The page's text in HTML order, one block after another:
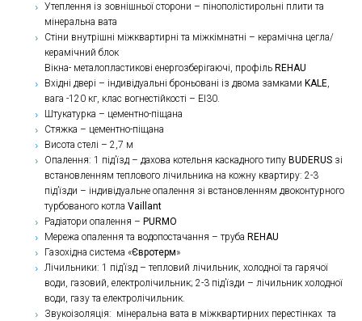
Утеплення із зовнішньої сторони – пінополістирольні плити та
мінеральна вата
Стіни внутрішні міжквартирні та міжкімнатні – керамічна цегла/
керамічний блок
Вікна- металопластикові енергозберігаючі, профіль REHAU
Вхідні двері – індивідуальні броньовані із двома замками KALE,
вага -120 кг, клас вогнестійкості – ЕІ30.
Штукатурка – цементно-піщана
Стяжка – цементно-піщана
Висота стелі – 2,7 м
Опалення: 1 під’їзд – дахова котельня каскадного типу BUDERUS зі
встановленням теплового лічильника на кожну квартиру: 2-3
під’їзди – індивідуальне опалення зі встановленням двоконтурного
турбованого котла Vaillant
Радіатори опалення – PURMO
Мережа опалення та водопостачання – труба REHAU
Газохідна система «Євротерм»
Лічильники: 1 під’їзд – тепловий лічильник, холодної та гарячої
води, газовий, електролічильник; 2-3 під’їзди – лічильник холодної
води, газу та електролічильник.
Звукоізоляція: мінеральна вата в міжквартирних перестінках та